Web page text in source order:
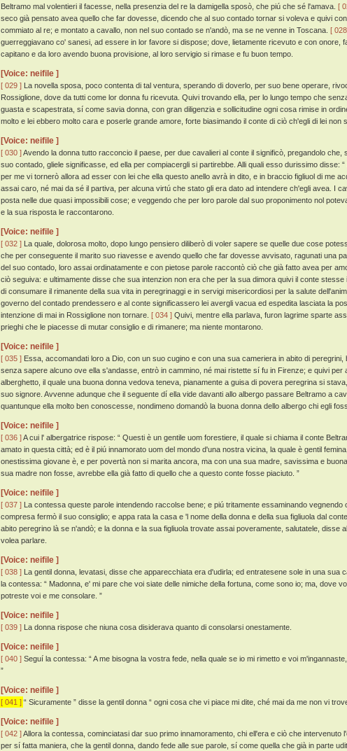
Beltramo mal volentieri il facesse, nella presenzia del re la damigella sposò, che piú che sé l'amava. [
seco già pensato avea quello che far dovesse, dicendo che al suo contado tornar si voleva e quivi
commiato al re; e montato a cavallo, non nel suo contado se n'andò, ma se ne venne in Toscana. [
guerreggiavano co' sanesi, ad essere in lor favore si dispose; dove, lietamente ricevuto e con onore,
capitano e da loro avendo buona provisione, al loro servigio si rimase e fu buon tempo.
[Voice: neifile ]
[ 029 ] La novella sposa, poco contenta di tal ventura, sperando di doverlo, per suo bene operare,
Rossiglione, dove da tutti come lor donna fu ricevuta. Quivi trovando ella, per lo lungo tempo che
guasta e scapestrata, sí come savia donna, con gran diligenzia e sollicitudine ogni cosa rimise in
molto e lei ebbero molto cara e poserle grande amore, forte biasimando il conte di ciò ch'egli di lei non
[Voice: neifile ]
[ 030 ]Avendo la donna tutto racconcio il paese, per due cavalieri al conte il significò, pregandolo che,
suo contado, gliele significasse, ed ella per compiacergli si partirebbe. Alli quali esso durissimo disse:
per me vi tornerò allora ad esser con lei che ella questo anello avrà in dito, e in braccio figliuol di me
assai caro, né mai da sé il partiva, per alcuna virtú che stato gli era dato ad intendere ch'egli avea. I
posta nelle due quasi impossibili cose; e veggendo che per loro parole dal suo proponimento nol
e la sua risposta le raccontarono.
[Voice: neifile ]
[ 032 ] La quale, dolorosa molto, dopo lungo pensiero diliberò di voler sapere se quelle due cose
che per conseguente il marito suo riavesse e avendo quello che far dovesse avvisato, ragunati una
del suo contado, loro assai ordinatamente e con pietose parole raccontò ciò che già fatto avea per
ciò seguiva: e ultimamente disse che sua intenzion non era che per la sua dimora quivi il conte
di consumare il rimanente della sua vita in peregrinaggi e in servigi misericordiosi per la salute
governo del contado prendessero e al conte significassero lei avergli vacua ed espedita lasciata la
intenzione di mai in Rossiglione non tornare. [ 034 ] Quivi, mentre ella parlava, furon lagrime sparte
prieghi che le piacesse di mutar consiglio e di rimanere; ma niente montarono.
[Voice: neifile ]
[ 035 ] Essa, accomandati loro a Dio, con un suo cugino e con una sua cameriera in abito di peregrini,
senza sapere alcuno ove ella s'andasse, entrò in cammino, né mai ristette sí fu in Firenze; e quivi per
alberghetto, il quale una buona donna vedova teneva, pianamente a guisa di povera peregrina si
suo signore. Avvenne adunque che il seguente dí ella vide davanti allo albergo passare Beltramo a
quantunque ella molto ben conoscesse, nondimeno domandò la buona donna dello albergo chi egli
[Voice: neifile ]
[ 036 ]A cui l' albergatrice rispose: “ Questi è un gentile uom forestiere, il quale si chiama il conte
amato in questa città; ed è il piú innamorato uom del mondo d'una nostra vicina, la quale è gentil
onestissima giovane è, e per povertà non si marita ancora, ma con una sua madre, savissima e
sua madre non fosse, avrebbe ella già fatto di quello che a questo conte fosse piaciuto. ”
[Voice: neifile ]
[ 037 ] La contessa queste parole intendendo raccolse bene; e piú tritamente essaminando vegnendo
compresa fermò il suo consiglio; e appa rata la casa e 'l nome della donna e della sua figliuola dal
abito peregrino là se n'andò; e la donna e la sua figliuola trovate assai poveramente, salutatele, disse
volea parlare.
[Voice: neifile ]
[ 038 ] La gentil donna, levatasi, disse che apparecchiata era d'udirla; ed entratesene sole in una sua
la contessa: “ Madonna, e' mi pare che voi siate delle nimiche della fortuna, come sono io; ma, dove
potreste voi e me consolare. ”
[Voice: neifile ]
[ 039 ] La donna rispose che niuna cosa disiderava quanto di consolarsi onestamente.
[Voice: neifile ]
[ 040 ] Seguí la contessa: “ A me bisogna la vostra fede, nella quale se io mi rimetto e voi
”
[Voice: neifile ]
[ 041 ] “ Sicuramente ” disse la gentil donna “ ogni cosa che vi piace mi dite, ché mai da me non vi
[Voice: neifile ]
[ 042 ]Allora la contessa, cominciatasi dar suo primo innamoramento, chi ell'era e ciò che intervenuto
per sí fatta maniera, che la gentil donna, dando fede alle sue parole, sí come quella che già in parte